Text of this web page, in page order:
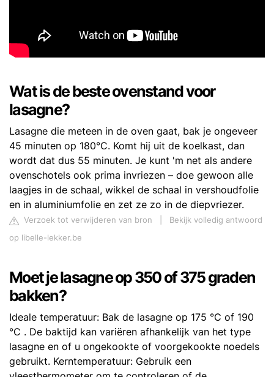
Wat is de beste ovenstand voor
lasagne?
Lasagne die meteen in de oven gaat, bak je ongeveer
45 minuten op 180°C. Komt hij uit de koelkast, dan
wordt dat dus 55 minuten. Je kunt 'm net als andere
ovenschotels ook prima invriezen – doe gewoon alle
laagjes in de schaal, wikkel de schaal in vershoudfolie
en in aluminiumfolie en zet ze zo in de diepvriezer.
Verzoek tot verwijderen van bron
Bekijk volledig antwoord
op libelle-lekker.be
Moet je lasagne op 350 of 375 graden
bakken?
Ideale temperatuur: Bak de lasagne op 175 °C of 190
°C . De baktijd kan variëren afhankelijk van het type
lasagne en of u ongekookte of voorgekookte noedels
gebruikt. Kerntemperatuur: Gebruik een